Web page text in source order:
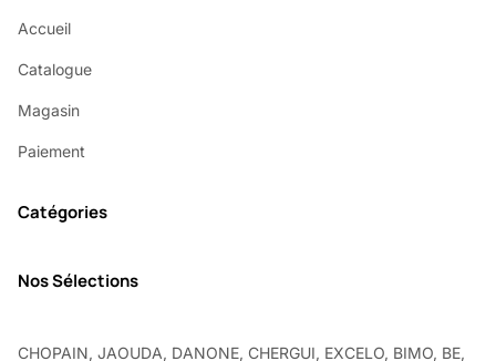
Accueil
Catalogue
Magasin
Paiement
Catégories
Nos Sélections
CHOPAIN, JAOUDA, DANONE, CHERGUI, EXCELO, BIMO, BE,